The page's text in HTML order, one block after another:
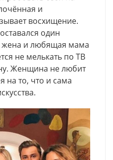
и
восхищение.
один
жена и любящая мама
не мелькать по ТВ
Женщина не любит
на то, что и сама